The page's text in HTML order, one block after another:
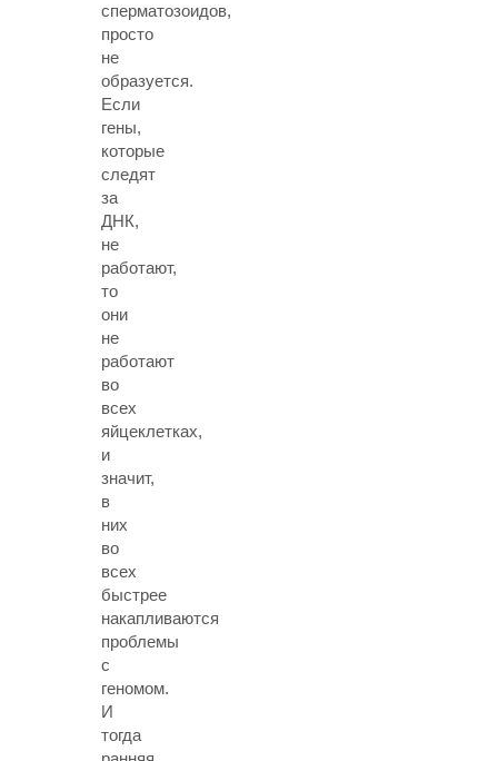
сперматозоидов,
просто
не
образуется.
Если
гены,
которые
следят
за
ДНК,
не
работают,
то
они
не
работают
во
всех
яйцеклетках,
и
значит,
в
них
во
всех
быстрее
накапливаются
проблемы
с
геномом.
И
тогда